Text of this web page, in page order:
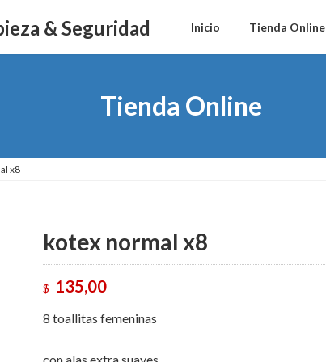
Inicio Tienda Online
Tienda Online
x8
kotex normal x8
$ 135,00
8 toallitas femeninas
con alas extra suaves